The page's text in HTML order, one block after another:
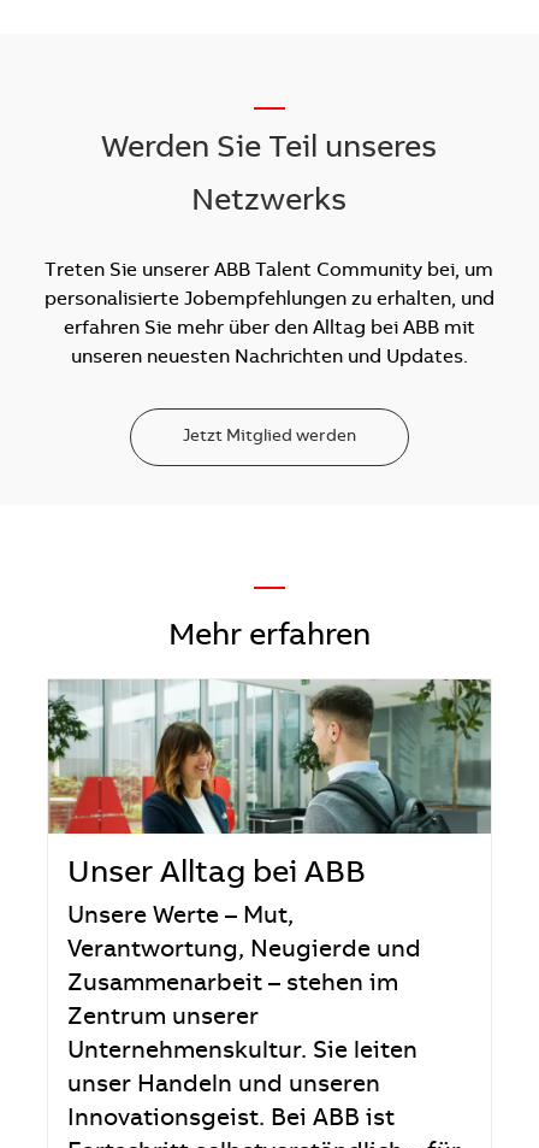
Werden Sie Teil unseres
Netzwerks
Treten Sie unserer ABB Talent Community bei, um
personalisierte Jobempfehlungen zu erhalten, und
erfahren Sie mehr über den Alltag bei ABB mit
unseren neuesten Nachrichten und Updates.
Jetzt Mitglied werden
—
Mehr erfahren
Unser Alltag bei ABB
Unsere Werte – Mut,
Verantwortung, Neugierde und
Zusammenarbeit – stehen im
Zentrum unserer
Unternehmenskultur. Sie leiten
unser Handeln und unseren
Innovationsgeist. Bei ABB ist